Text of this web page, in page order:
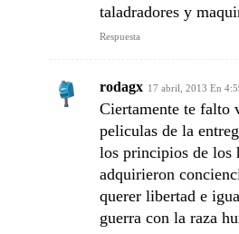
taladradores y
Respuesta
rodagx 17 abril, 2013 En
Ciertamente te falto
peliculas de la
los principios de los
adquirieron
querer libertad e
guerra con la raza